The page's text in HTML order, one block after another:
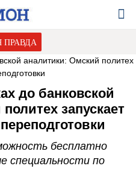
ПРАВДА
до банковской
запускает
бесплатно
специальности по